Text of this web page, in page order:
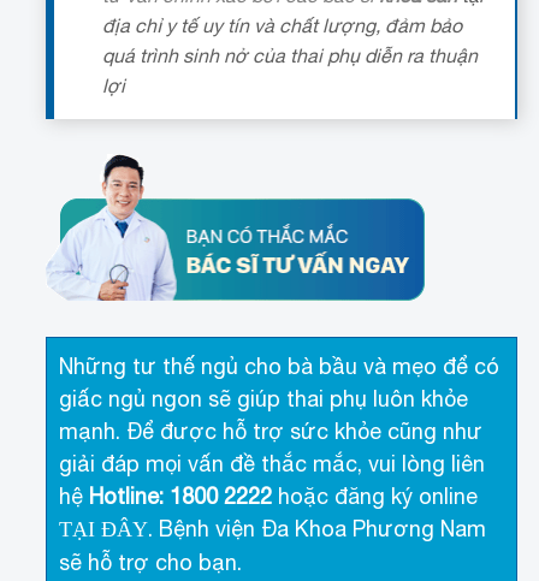
địa chỉ y tế uy tín và chất lượng, đảm bảo
quá trình sinh nở của thai phụ diễn ra thuận
lợi
Những tư thế ngủ cho bà bầu và mẹo để có
giấc ngủ ngon sẽ giúp thai phụ luôn khỏe
mạnh. Để được hỗ trợ sức khỏe cũng như
giải đáp mọi vấn đề thắc mắc, vui lòng liên
hệ Hotline: 1800 2222 hoặc đăng ký online
TẠI ĐÂY. Bệnh viện Đa Khoa Phương Nam
sẽ hỗ trợ cho bạn.